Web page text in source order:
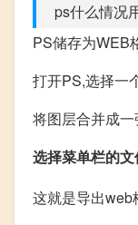
ps什么情况
PS储存为WEB
打开PS,选择一
将图层合并成一
选择菜单栏的
这就是导出web